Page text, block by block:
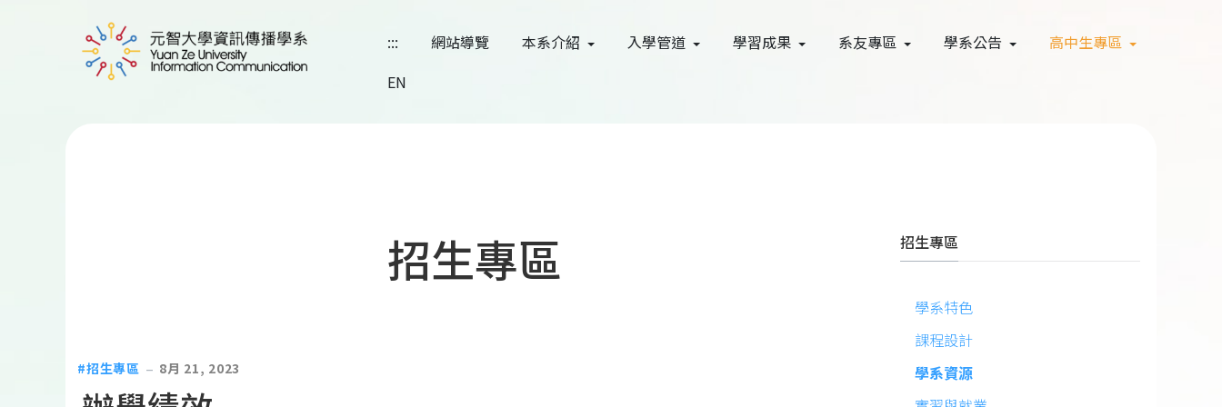
::: 網站導覽 本系介紹 入學管道 學習成果 系友專區 學系公告
高中生專區
EN
招生專區
招生專區 8月 21, 2023
招生專區
學系特色
課程設計
學系資源